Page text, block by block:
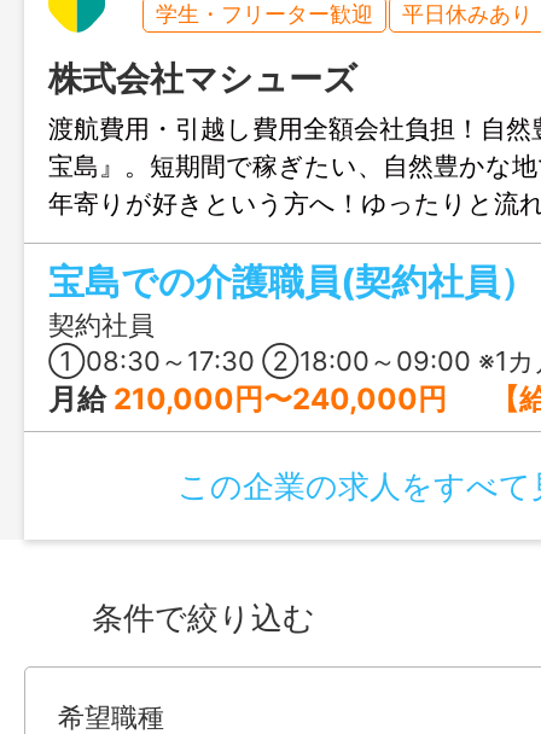
学生・フリーター歓迎
平日休みあり
株式会社マシューズ
渡航費用・引越し費用全額会社負担！自
宝島』。短期間で稼ぎたい、自然豊かな
年寄りが好きという方へ！ゆったりと流
で、一人ひとりと向き合う介護をしてみ
宝島での介護職員(契約社員）
契約社員
①08:30～17:30 ②18:00～09:00 ※1カ月単位の変形労働
月給 210,000円〜240,000円 【給与の詳細】 基本給：140,000円～160,000円 処遇改善手当：
この企業の求人をすべて
条件で絞り込む
希望職種